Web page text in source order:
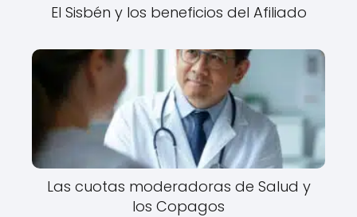
El Sisbén y los beneficios del Afiliado
Las cuotas moderadoras de Salud y
los Copagos